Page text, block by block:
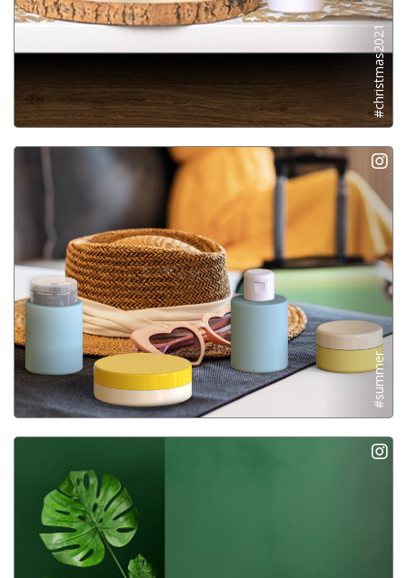
#christmas2021
#summer